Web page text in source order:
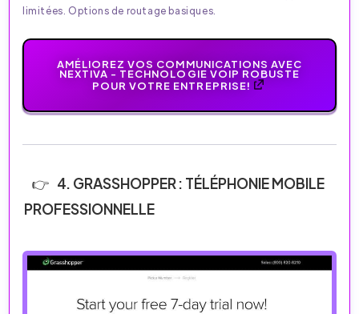
limitées. Options de routage basiques.
AMÉLIOREZ VOS COMMUNICATIONS AVEC
NEXTIVA - TECHNOLOGIE VOIP ROBUSTE
POUR VOTRE ENTREPRISE!
4. GRASSHOPPER : TÉLÉPHONIE MOBILE
PROFESSIONNELLE